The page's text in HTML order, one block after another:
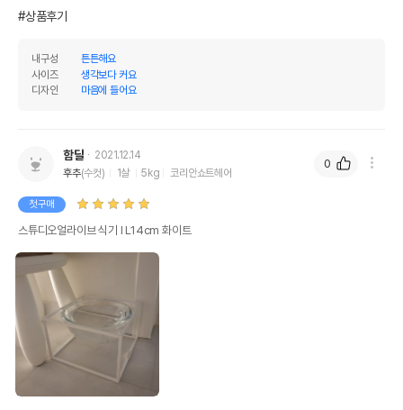
#상품후기
내구성
튼튼해요
사이즈
생각보다 커요
디자인
마음에 들어요
함달
2021.12.14
후추(수컷) 1살 5kg 코리안쇼트헤어
첫구매
스튜디오얼라이브 식기 Ⅰ L14cm 화이트
0